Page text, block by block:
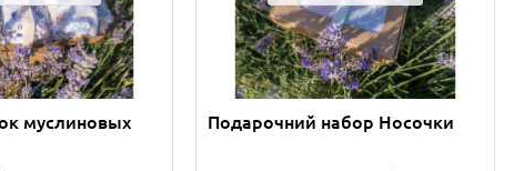
муслиновых Подарочний набор Носочки